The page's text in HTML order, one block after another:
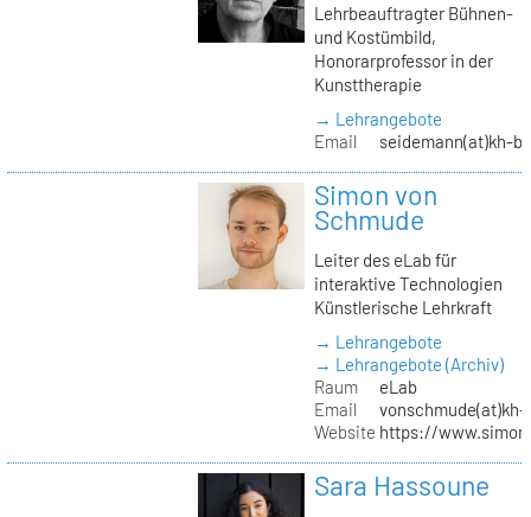
Lehrbeauftragter Bühnen-
und Kostümbild,
Honorarprofessor in der
Kunsttherapie
→ Lehrangebote
Email
seidemann(at)kh-
Simon von
Schmude
Leiter des eLab für
interaktive Technologien
Künstlerische Lehrkraft
→ Lehrangebote
→ Lehrangebote (Archiv)
Raum
eLab
Email
Website https://
Sara Hassoune